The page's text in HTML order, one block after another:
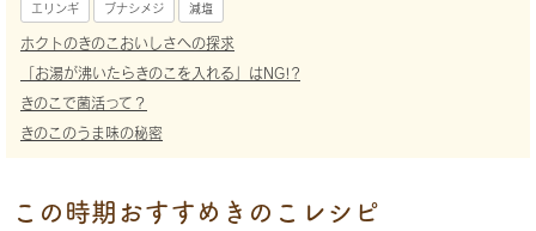
エリンギ ブナシメジ 減塩
ホクトのきのこおいしさへの探求
「お湯が沸いたらきのこを入れる」はNG!?
きのこで菌活って？
きのこのうま味の秘密
この時期おすすめきのこレシピ